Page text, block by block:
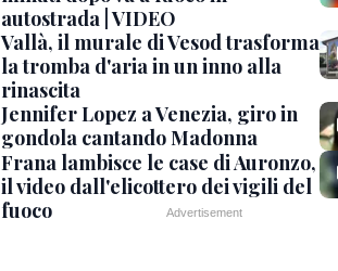
autostrada | VIDEO
Vallà, il murale di Vesod trasforma
la tromba d'aria in un inno alla
rinascita
Jennifer Lopez a Venezia, giro in
gondola cantando Madonna
Frana lambisce le case di Auronzo,
il video dall'elicottero dei vigili del
fuoco